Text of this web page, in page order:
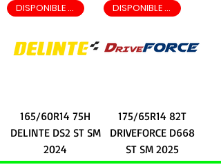
DISPONIBLE EN LEON EN 2 HRS
165/60R14 75H
DELINTE DS2 ST SM
2024
DISPONIBLE EN LEON EN 2 HRS
175/65R14 82T
DRIVEFORCE D668
ST SM 2025